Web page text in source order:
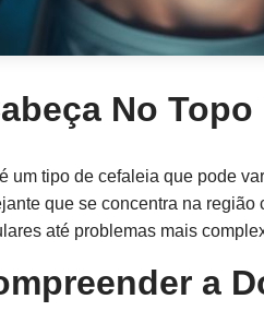
No Topo
é um tipo de cefaleia que pode
que se concentra na
até problemas mais
a